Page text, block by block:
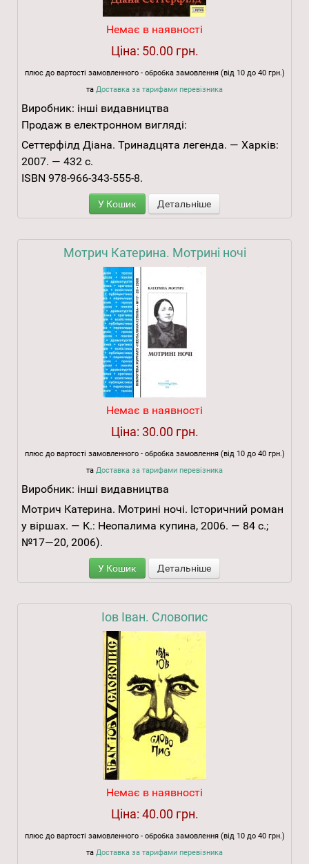
Немає в наявності
Ціна: 50.00 грн.
плюс до вартості замовленного - обробка замовлення (від 10 до 40 грн.)
та Доставка за тарифами перевізника
Виробник: інші видавництва
Продаж в електронном вигляді:
Сеттерфілд Діана. Тринадцята легенда. — Харків:
2007. — 432 с.
ISBN 978-966-343-555-8.
У Кошик Детальніше
Мотрич Катерина. Мотрині ночі
Немає в наявності
Ціна: 30.00 грн.
плюс до вартості замовленного - обробка замовлення (від 10 до 40 грн.)
та Доставка за тарифами перевізника
Виробник: інші видавництва
Мотрич Катерина. Мотрині ночі. Історичний роман
у віршах. — К.: Неопалима купина, 2006. — 84 с.;
№17—20, 2006).
У Кошик Детальніше
Іов Іван. Словопис
Немає в наявності
Ціна: 40.00 грн.
плюс до вартості замовленного - обробка замовлення (від 10 до 40 грн.)
та Доставка за тарифами перевізника